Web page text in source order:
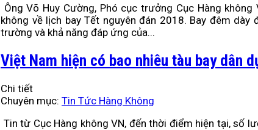
Ông Võ Huy Cường, Phó cục trưởng Cục Hàng
không về lịch bay Tết nguyên đán 2018. Bay đêm
trường và khả năng đáp ứng của...
Việt Nam hiện có bao nhiêu tàu bay dân
Chi tiết
Chuyên mục: Tin Tức Hàng Không
Tin từ Cục Hàng không VN, đến thời điểm hiện tại, số